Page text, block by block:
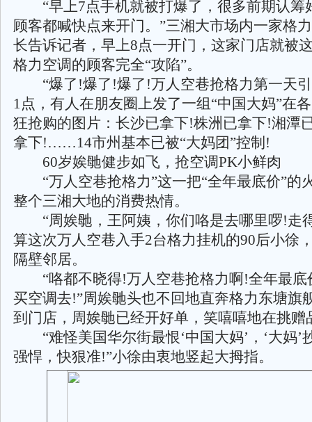
“早上7点手机就被打爆了，很多前期认筹
顾客都喊快点来开门。”三湘大市场内一家格
长告诉记者，早上8点一开门，这家门店就被
格力空调的顾客完全“攻陷”。
“爆了!爆了!爆了!万人空巷抢格力第一天引
1点，有人在朋友圈上发了一组“中国大妈”在
狂抢购的图片：长沙已拿下!株洲已拿下!湘潭
拿下!……14市州基本已被“大妈团”控制!
60岁娭毑健步如飞，抢空调PK小鲜肉
“万人空巷抢格力”这一把“全年最底价”的
整个三湘大地的消费热情。
“周娭毑，王阿姨，你们咯是去哪里啰!走
算这次万人空巷入手2台格力挂机的90后小徐
隔壁邻居。
“咯都不晓得!万人空巷抢格力啊!全年最底
买空调去!”周娭毑头也不回地直奔格力东塘旗
到门店，周娭毑已经开好单，笑嘻嘻地在挑赠
“难怪美国华尔街最恨‘中国大妈’，‘大妈’
强悍，快狠准!”小徐由衷地竖起大拇指。